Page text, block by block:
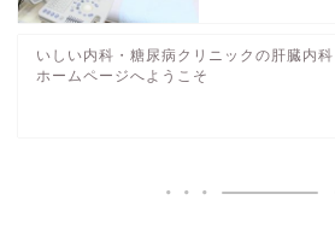
いしい内科・糖尿病クリニックの肝臓内科
ホームページへようこそ